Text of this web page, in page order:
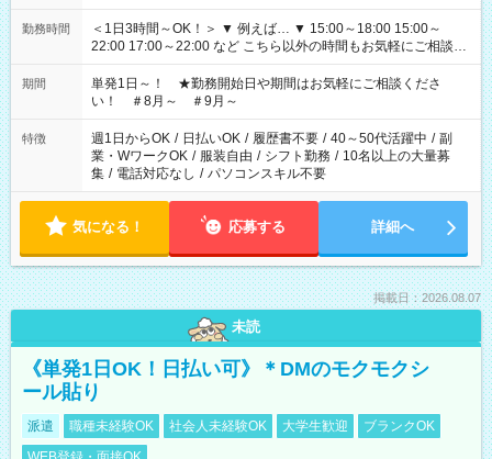
勤務時間
＜1日3時間～OK！＞ ▼ 例えば… ▼ 15:00～18:00 15:00～
22:00 17:00～22:00 など こちら以外の時間もお気軽にご相談く
ださい！
期間
単発1日～！ ★勤務開始日や期間はお気軽にご相談くださ
い！ ＃8月～ ＃9月～
特徴 週1日からOK / 日払いOK / 履歴書不要 / 40～50代活躍中 / 副
業・WワークOK / 服装自由 / シフト勤務 / 10名以上の大量募
集 / 電話対応なし / パソコンスキル不要
気になる！ 応募する 詳細へ
掲載日：2026.08.07
未読
《単発1日OK！日払い可》＊DMのモクモクシ
ール貼り
派遣 職種未経験OK 社会人未経験OK 大学生歓迎
ブランクOK